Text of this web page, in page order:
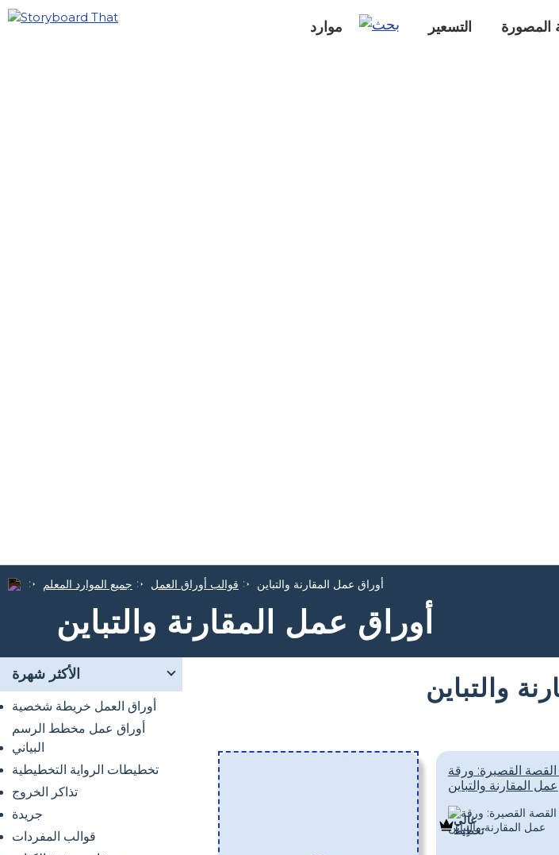
موارد التسعير المصورة
جميع الموارد المعلم قوالب أوراق العمل أوراق عمل المقارنة والتباين
أوراق عمل المقارنة والتباين
الأكثر شهرة
أوراق العمل خريطة شخصية
أوراق عمل مخطط الرسم
البياني
تخطيطات الرواية التخطيطية
تذاكر الخروج
جريدة
قوالب المفردات
والتباين
القصيرة: ورقة
عمل المقارنة والتباين
غالي
تَخطِيط